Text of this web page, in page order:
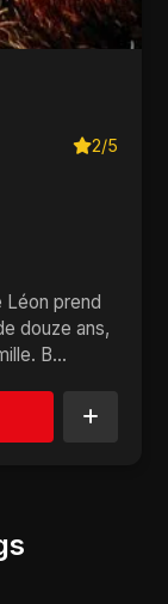
2/5
Léon prend
douze ans,
B...